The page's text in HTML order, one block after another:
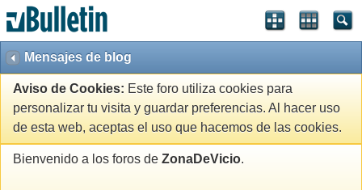
Mensajes de blog
Aviso de Cookies: Este foro utiliza cookies para
personalizar tu visita y guardar preferencias. Al hacer uso
de esta web, aceptas el uso que hacemos de las cookies.
Bienvenido a los foros de ZonaDeVicio.